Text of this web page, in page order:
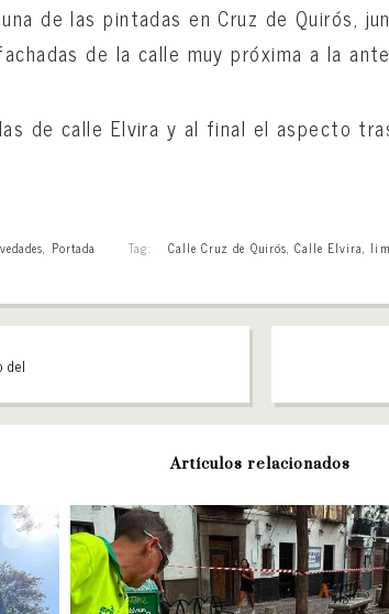
de las pintadas en Cruz de Quirós,
de la calle muy próxima a la
de calle Elvira y al final el aspecto
, Portada Tag: Calle Cruz de Quirós, Calle Elvira,
del
Artículos relacionados